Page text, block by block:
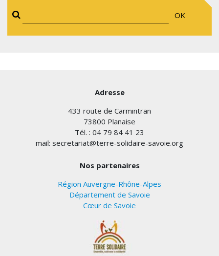
OK
Adresse
433 route de Carmintran
73800 Planaise
Tél. : 04 79 84 41 23
mail: secretariat@terre-solidaire-savoie.org
Nos partenaires
Région Auvergne-Rhône-Alpes
Département de Savoie
Cœur de Savoie